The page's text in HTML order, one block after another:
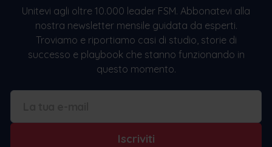
Unitevi agli oltre 10.000 leader FSM. Abbonatevi alla
nostra newsletter mensile guidata da esperti.
Troviamo e riportiamo casi di studio, storie di
successo e playbook che stanno funzionando in
questo momento.
Iscriviti